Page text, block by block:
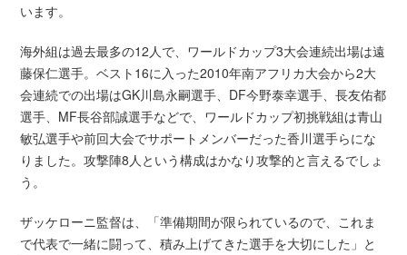
います。
海外組は過去最多の12人で、ワールドカップ3大会連続出場は遠
藤保仁選手。ベスト16に入った2010年南アフリカ大会から2大
会連続での出場はGK川島永嗣選手、DF今野泰幸選手、長友佑都
選手、MF長谷部誠選手などで、ワールドカップ初挑戦組は青山
敏弘選手や前回大会でサポートメンバーだった香川選手らにな
りました。攻撃陣8人という構成はかなり攻撃的と言えるでしょ
う。
ザッケローニ監督は、「準備期間が限られているので、これま
で代表で一緒に闘って、積み上げてきた選手を大切にした」と